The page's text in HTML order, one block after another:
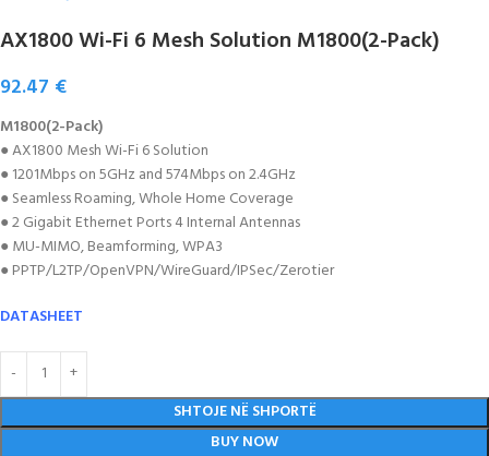
AX1800 Wi-Fi 6 Mesh Solution M1800(2-Pack)
92.47 €
M1800(2-Pack)
● AX1800 Mesh Wi-Fi 6 Solution
● 1201Mbps on 5GHz and 574Mbps on 2.4GHz
● Seamless Roaming, Whole Home Coverage
● 2 Gigabit Ethernet Ports 4 Internal Antennas
● MU-MIMO, Beamforming, WPA3
● PPTP/L2TP/OpenVPN/WireGuard/IPSec/Zerotier
DATASHEET
SHTOJE NË SHPORTË
BUY NOW